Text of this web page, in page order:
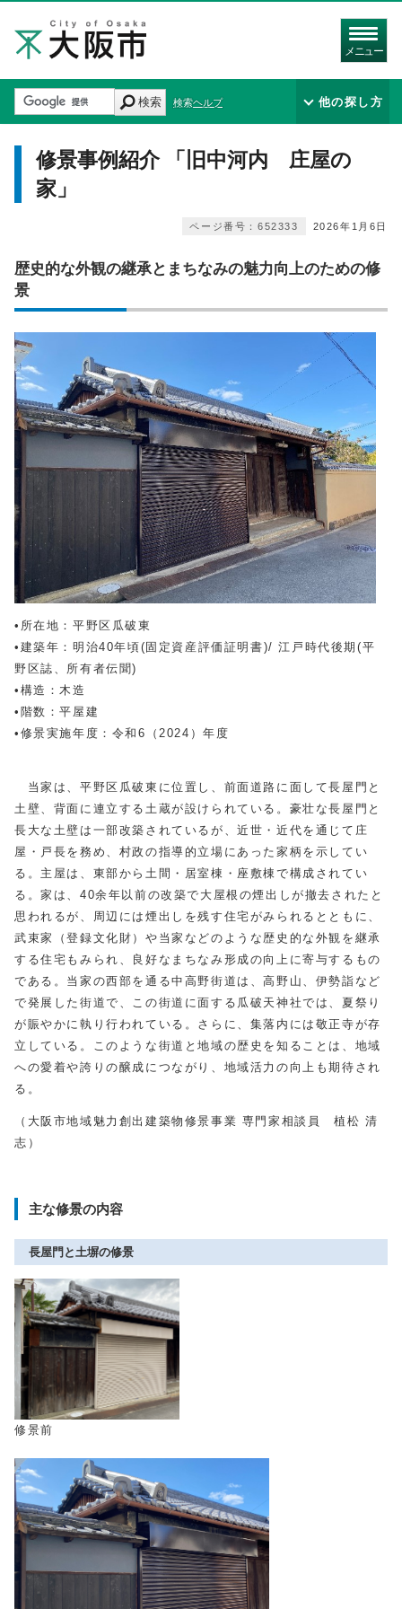
メニュー
検索 検索ヘルプ 他の探し方
修景事例紹介 「旧中河内 庄屋の
家」
2026年1月6日
ページ番号：652333
歴史的な外観の継承とまちなみの魅力向上のための修
景
•所在地：平野区瓜破東
•建築年：明治40年頃(固定資産評価証明書)/ 江戸時代後期(平
野区誌、所有者伝聞)
•構造：木造
•階数：平屋建
•修景実施年度：令和6（2024）年度
当家は、平野区瓜破東に位置し、前面道路に面して長屋門と
土壁、背面に連立する土蔵が設けられている。豪壮な長屋門と
長大な土壁は一部改築されているが、近世・近代を通じて庄
屋・戸長を務め、村政の指導的立場にあった家柄を示してい
る。主屋は、東部から土間・居室棟・座敷棟で構成されてい
る。家は、40余年以前の改築で大屋根の煙出しが撤去されたと
思われるが、周辺には煙出しを残す住宅がみられるとともに、
武束家（登録文化財）や当家などのような歴史的な外観を継承
する住宅もみられ、良好なまちなみ形成の向上に寄与するもの
である。当家の西部を通る中高野街道は、高野山、伊勢詣など
で発展した街道で、この街道に面する瓜破天神社では、夏祭り
が賑やかに執り行われている。さらに、集落内には敬正寺が存
立している。このような街道と地域の歴史を知ることは、地域
への愛着や誇りの醸成につながり、地域活力の向上も期待され
る。
（大阪市地域魅力創出建築物修景事業 専門家相談員 植松 清
志）
主な修景の内容
長屋門と土塀の修景
修景前